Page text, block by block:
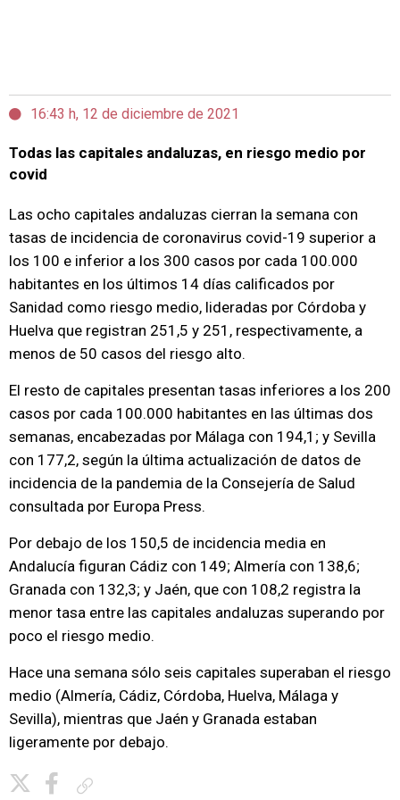
16:43 h, 12 de diciembre de 2021
Todas las capitales andaluzas, en riesgo medio por
covid
Las ocho capitales andaluzas cierran la semana con
tasas de incidencia de coronavirus covid-19 superior a
los 100 e inferior a los 300 casos por cada 100.000
habitantes en los últimos 14 días calificados por
Sanidad como riesgo medio, lideradas por Córdoba y
Huelva que registran 251,5 y 251, respectivamente, a
menos de 50 casos del riesgo alto.
El resto de capitales presentan tasas inferiores a los 200
casos por cada 100.000 habitantes en las últimas dos
semanas, encabezadas por Málaga con 194,1; y Sevilla
con 177,2, según la última actualización de datos de
incidencia de la pandemia de la Consejería de Salud
consultada por Europa Press.
Por debajo de los 150,5 de incidencia media en
Andalucía figuran Cádiz con 149; Almería con 138,6;
Granada con 132,3; y Jaén, que con 108,2 registra la
menor tasa entre las capitales andaluzas superando por
poco el riesgo medio.
Hace una semana sólo seis capitales superaban el riesgo
medio (Almería, Cádiz, Córdoba, Huelva, Málaga y
Sevilla), mientras que Jaén y Granada estaban
ligeramente por debajo.